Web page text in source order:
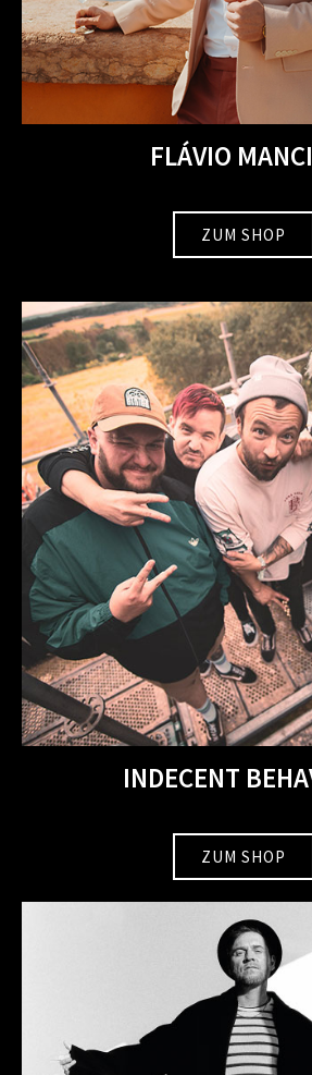
FLÁVIO
ZUM SHOP
INDECENT
ZUM SHOP